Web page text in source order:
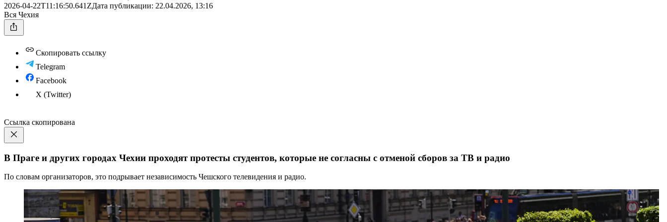
2026-04-22T11:16:50.641ZДата публикации: 22.04.2026, 13:16
Вся Чехия
Скопировать ссылку
Telegram
Facebook
X (Twitter)
Ссылка скопирована
В Праге и других городах Чехии проходят протесты студентов, которые не согласны с отменой сборов за ТВ и радио
По словам организаторов, это подрывает независимость Чешского телевидения и радио.